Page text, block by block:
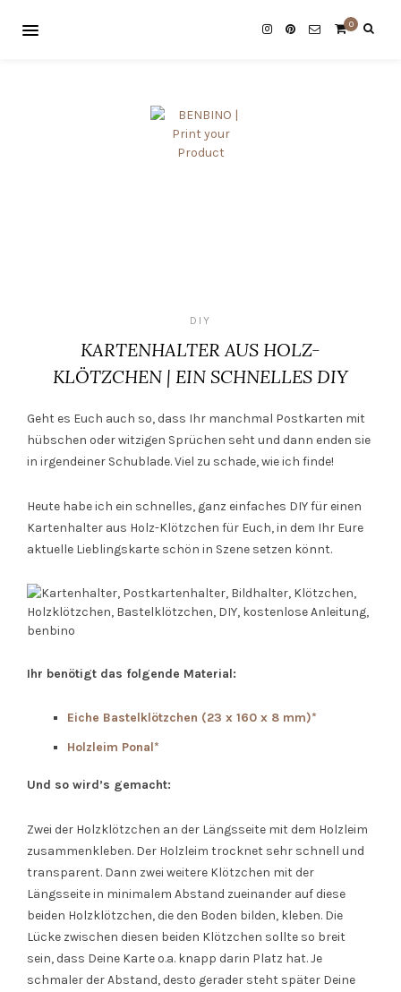
0
DIY
KARTENHALTER AUS HOLZ-
KLÖTZCHEN | EIN SCHNELLES DIY
Geht es Euch auch so, dass Ihr manchmal Postkarten mit
hübschen oder witzigen Sprüchen seht und dann enden sie
in irgendeiner Schublade. Viel zu schade, wie ich finde!
Heute habe ich ein schnelles, ganz einfaches DIY für einen
Kartenhalter aus Holz-Klötzchen für Euch, in dem Ihr Eure
aktuelle Lieblingskarte schön in Szene setzen könnt.
Ihr benötigt das folgende Material:
Eiche Bastelklötzchen (23 x 160 x 8 mm)*
Holzleim Ponal*
Und so wird’s gemacht:
Zwei der Holzklötzchen an der Längsseite mit dem Holzleim
zusammenkleben. Der Holzleim trocknet sehr schnell und
transparent. Dann zwei weitere Klötzchen mit der
Längsseite in minimalem Abstand zueinander auf diese
beiden Holzklötzchen, die den Boden bilden, kleben. Die
Lücke zwischen diesen beiden Klötzchen sollte so breit
sein, dass Deine Karte o.a. knapp darin Platz hat. Je
schmaler der Abstand, desto gerader steht später Deine